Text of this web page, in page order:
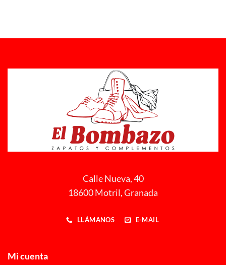
Calle Nueva, 40
18600 Motril, Granada
LLÁMANOS E-MAIL
Mi cuenta